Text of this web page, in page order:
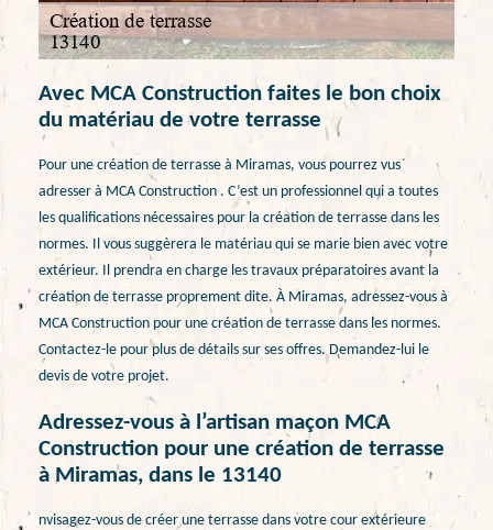
Avec MCA Construction faites le bon choix
du matériau de votre terrasse
Pour une création de terrasse à Miramas, vous pourrez vus
adresser à MCA Construction . C’est un professionnel qui a toutes
les qualifications nécessaires pour la création de terrasse dans les
normes. Il vous suggèrera le matériau qui se marie bien avec votre
extérieur. Il prendra en charge les travaux préparatoires avant la
création de terrasse proprement dite. À Miramas, adressez-vous à
MCA Construction pour une création de terrasse dans les normes.
Contactez-le pour plus de détails sur ses offres. Demandez-lui le
devis de votre projet.
Adressez-vous à l’artisan maçon MCA
Construction pour une création de terrasse
à Miramas, dans le 13140
nvisagez-vous de créer une terrasse dans votre cour extérieure